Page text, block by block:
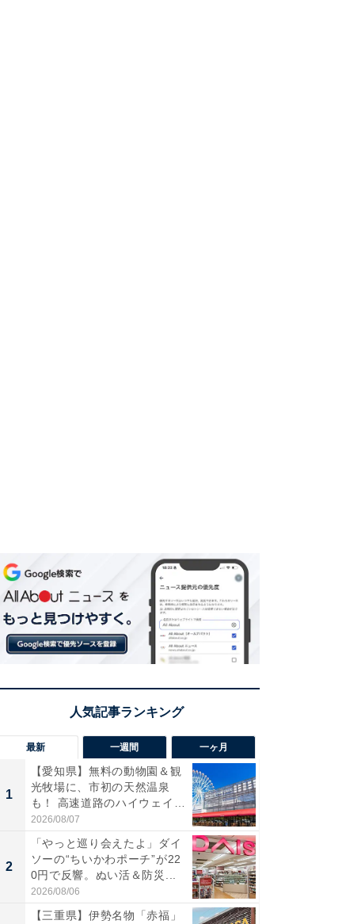
最新 一週間 一ヶ月
1
【愛知県】無料の動物園＆観
光牧場に、市初の天然温泉
も！ 高速道路のハイウェイオ
ア...
2026/08/07
2
「やっと巡り会えたよ」ダイ
ソーの“ちいかわポーチ”が22
0円で反響。ぬい活＆防災...
2026/08/06
【三重県】伊勢名物「赤福」